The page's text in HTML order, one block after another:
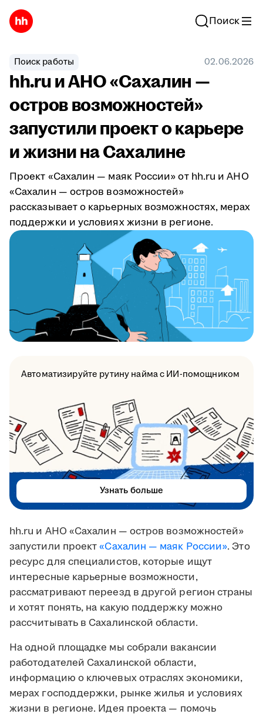
Поиск
Поиск работы 02.06.2026
hh.ru и АНО «Сахалин —
остров возможностей»
запустили проект о карьере
и жизни на Сахалине
Проект «Сахалин — маяк России» от hh.ru и АНО
«Сахалин — остров возможностей»
рассказывает о карьерных возможностях, мерах
поддержки и условиях жизни в регионе.
hh.ru и АНО «Сахалин — остров возможностей»
запустили проект«Сахалин — маяк России». Это
ресурс для специалистов, которые ищут
интересные карьерные возможности,
рассматривают переезд в другой регион страны
и хотят понять, на какую поддержку можно
рассчитывать в Сахалинской области.
На одной площадке мы собрали вакансии
работодателей Сахалинской области,
информацию о ключевых отраслях экономики,
мерах господдержки, рынке жилья и условиях
жизни в регионе. Идея проекта — помочь
Автоматизируйте рутину найма с ИИ-помощником
Узнать больше